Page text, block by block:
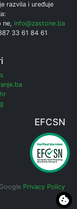
razvila i uređuje
ne, info@zastone.ba
33 61 84 61
EFCSN
Privacy Policy